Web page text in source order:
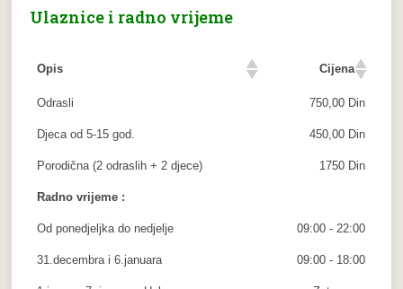
Ulaznice i radno vrijeme
Opis Cijena
Odrasli 750,00 Din
Djeca od 5-15 god. 450,00 Din
Porodična (2 odraslih + 2 djece) 1750 Din
Radno vrijeme :
Od ponedjeljka do nedjelje 09:00 - 22:00
31.decembra i 6.januara 09:00 - 18:00